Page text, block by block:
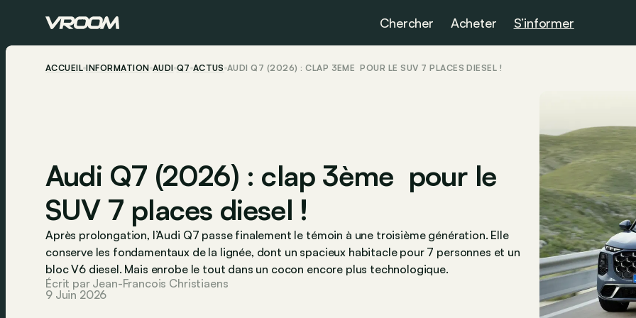
Chercher Acheter S’informer
ACCUEIL INFORMATION AUDI Q7 ACTUS AUDI Q7 (2026) : CLAP 3ÈME POUR LE SUV 7 PLACES DIESEL !
Audi Q7 (2026) : clap 3ème pour le
SUV 7 places diesel !
Après prolongation, l’Audi Q7 passe finalement le témoin à une troisième génération. Elle
conserve les fondamentaux de la lignée, dont un spacieux habitacle pour 7 personnes et un
bloc V6 diesel. Mais enrobe le tout dans un cocon encore plus technologique.
Écrit par Jean-Francois Christiaens
9 Juin 2026